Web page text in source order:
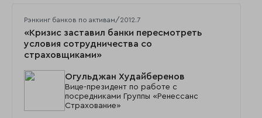
Рэнкинг банков по активам/2012.7
«Кризис заставил банки пересмотреть
условия сотрудничества со
страховщиками»
Огульджан Худайберенов
Вице-президент по работе с
посредниками Группы «Ренессанс
Страхование»